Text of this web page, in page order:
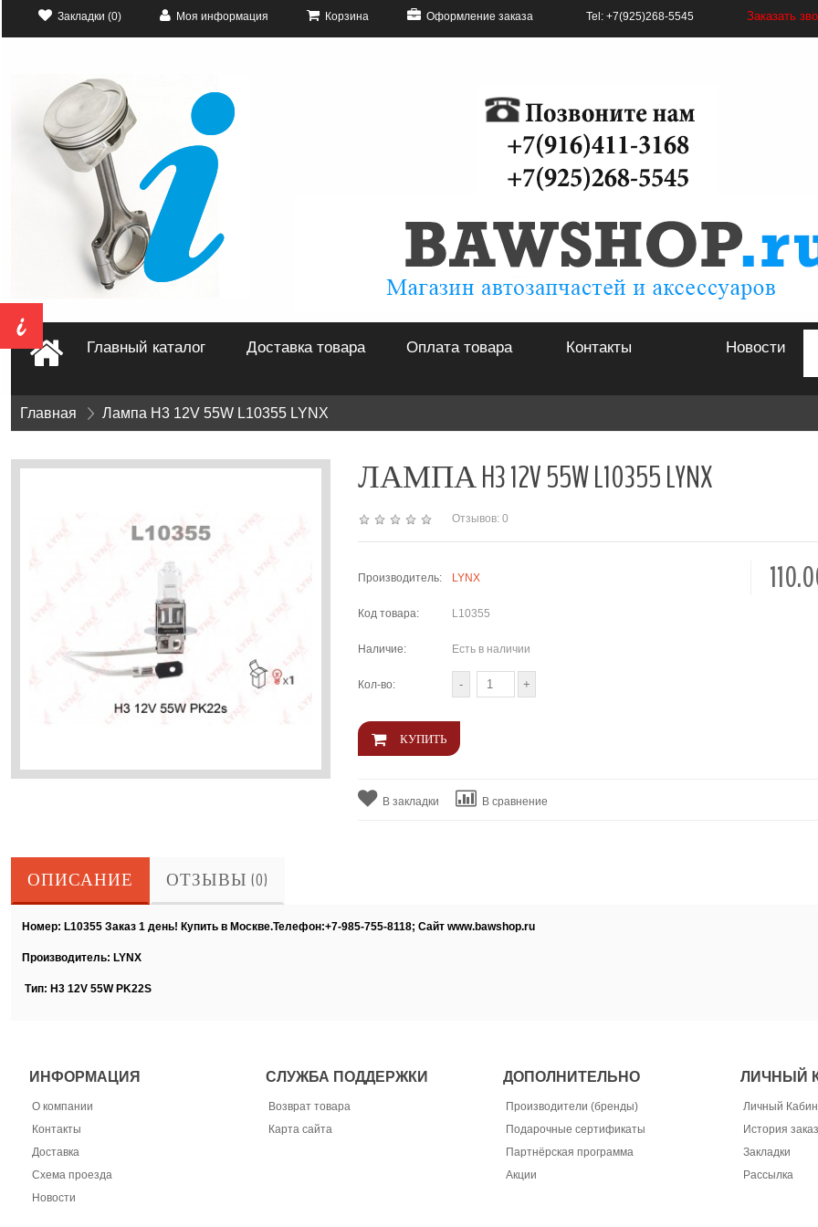
Закладки (0) Моя информация Корзина Оформление заказа Tel: +7(925)268-5545 Заказать
Главный каталог Доставка товара Оплата товара Контакты Новости
Главная » Лампа H3 12V 55W L10355 LYNX
ЛАМПА H3 12V 55W L10355 LYNX
Отзывов: 0
Производитель: LYNX
Код товара: L10355
Наличие: Есть в наличии
Кол-во:
В закладки В сравнение
ОПИСАНИЕ ОТЗЫВЫ (0)
Номер: L10355 Заказ 1 день! Купить в Москве.Телефон:+7-985-755-8118; Сайт www.bawshop.ru
Производитель: LYNX
Тип: H3 12V 55W PK22S
ИНФОРМАЦИЯ
О компании
Контакты
Доставка
Схема проезда
Новости
СЛУЖБА ПОДДЕРЖКИ
Возврат товара
Карта сайта
ДОПОЛНИТЕЛЬНО
Производители (бренды)
Подарочные сертификаты
Партнёрская программа
Акции
ЛИЧНЫЙ
Личный
История
Закладки
Рассылка